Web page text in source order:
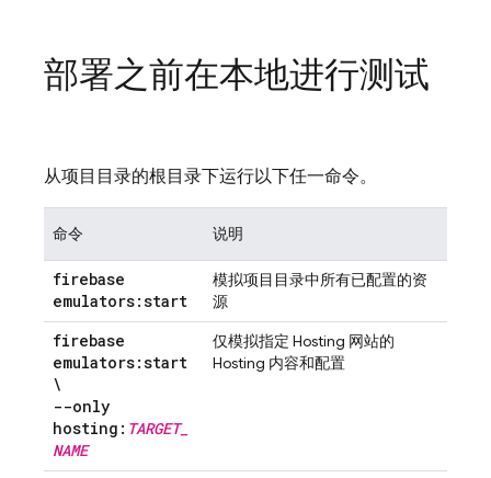
部署之前在本地进行测试
从项目目录的根目录下运行以下任一命令。
命令 说明
firebase
emulators:start
模拟项目目录中所有已配置的资
源
firebase
emulators:start
\
--only
hosting: TARGET_
NAME
仅模拟指定 Hosting 网站的
Hosting 内容和配置